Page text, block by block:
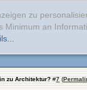
zu
Minimum an
zu Architektur? #7 (